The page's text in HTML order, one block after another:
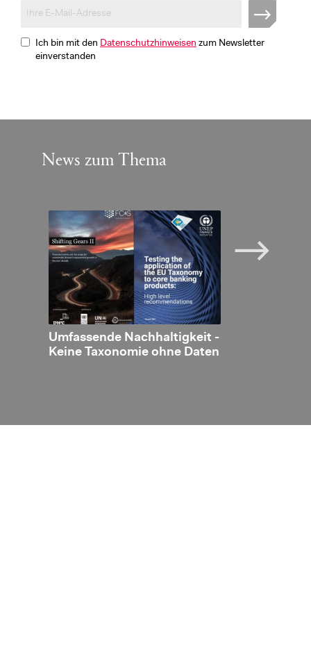
Ich bin mit den Datenschutzhinweisen zum Newsletter
einverstanden
News zum Thema
Um­fas­sen­de Nach­hal­tig­keit -
Keine Ta­xo­no­mie ohne Daten